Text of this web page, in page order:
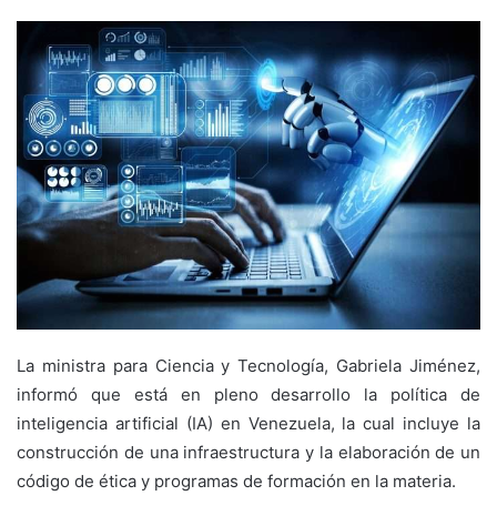
La ministra para Ciencia y Tecnología, Gabriela Jiménez,
informó que está en pleno desarrollo la política de
inteligencia artificial (IA) en Venezuela, la cual incluye la
construcción de una infraestructura y la elaboración de un
código de ética y programas de formación en la materia.